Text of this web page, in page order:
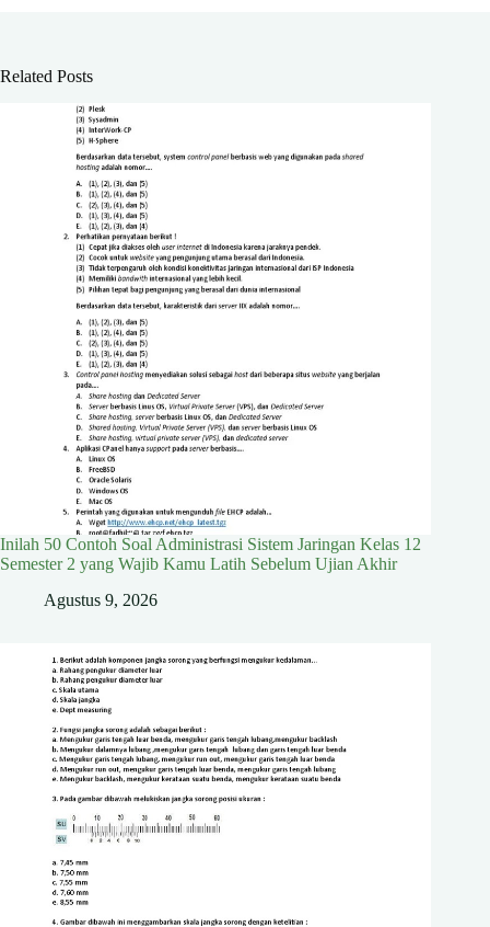
Related Posts
Inilah 50 Contoh Soal Administrasi Sistem Jaringan Kelas 12
Semester 2 yang Wajib Kamu Latih Sebelum Ujian Akhir
Agustus 9, 2026